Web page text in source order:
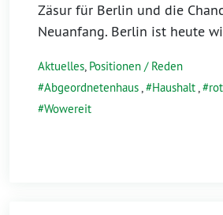
Zäsur für Berlin und die
Neuanfang. Berlin ist heute
Aktuelles, Positionen / Reden
Abgeordnetenhaus, Haushalt,
Wowereit